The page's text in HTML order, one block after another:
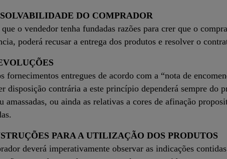
DO COMPRADOR
que o vendedor tenha fundadas razões para crer que o
poderá recusar a entrega dos produtos e resolver o
fornecimentos entregues de acordo com a “nota de
disposição contrária a este princípio dependerá sempre do
amassadas, ou ainda as relativas a cores de afinação
PARA A UTILIZAÇÃO DOS PRODUTOS
deverá imperativamente observar as indicações